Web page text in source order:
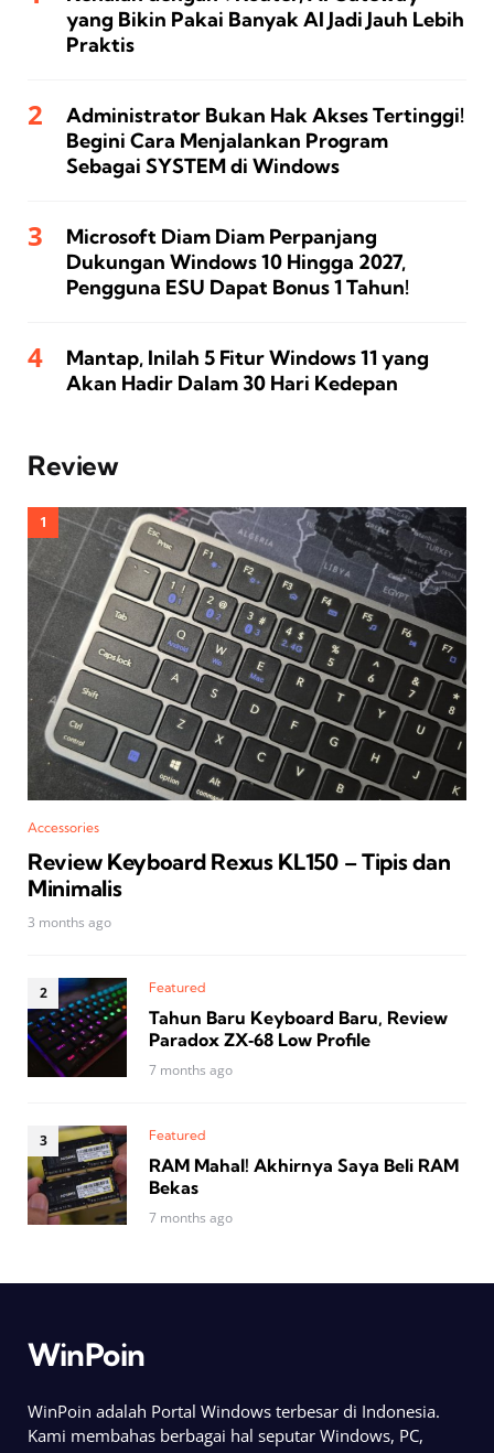
yang Bikin Pakai Banyak AI Jadi Jauh Lebih
Praktis
Administrator Bukan Hak Akses Tertinggi!
Begini Cara Menjalankan Program
Sebagai SYSTEM di Windows
Microsoft Diam Diam Perpanjang
Dukungan Windows 10 Hingga 2027,
Pengguna ESU Dapat Bonus 1 Tahun!
Mantap, Inilah 5 Fitur Windows 11 yang
Akan Hadir Dalam 30 Hari Kedepan
Review
Accessories
Review Keyboard Rexus KL150 – Tipis dan
Minimalis
3 months ago
Featured
Tahun Baru Keyboard Baru, Review
Paradox ZX‑68 Low Profile
7 months ago
Featured
RAM Mahal! Akhirnya Saya Beli RAM
Bekas
7 months ago
WinPoin
WinPoin adalah Portal Windows terbesar di Indonesia.
Kami membahas berbagai hal seputar Windows, PC,